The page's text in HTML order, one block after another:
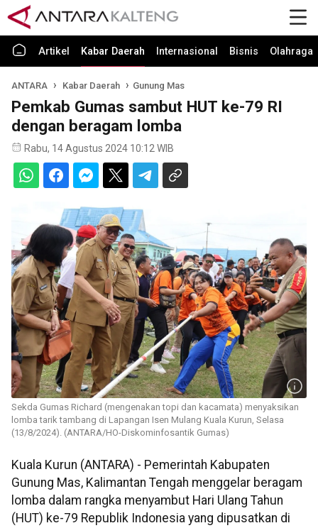
Artikel Kabar Daerah Internasional Bisnis Olahraga
ANTARA Kabar Daerah Gunung Mas
Pemkab Gumas sambut HUT ke-79 RI
dengan beragam lomba
Rabu, 14 Agustus 2024 10:12 WIB
Sekda Gumas Richard (mengenakan topi dan kacamata) menyaksikan
lomba tarik tambang di Lapangan Isen Mulang Kuala Kurun, Selasa
(13/8/2024). (ANTARA/HO-Diskominfosantik Gumas)
Kuala Kurun (ANTARA) - Pemerintah Kabupaten
Gunung Mas, Kalimantan Tengah menggelar beragam
lomba dalam rangka menyambut Hari Ulang Tahun
(HUT) ke-79 Republik Indonesia yang dipusatkan di